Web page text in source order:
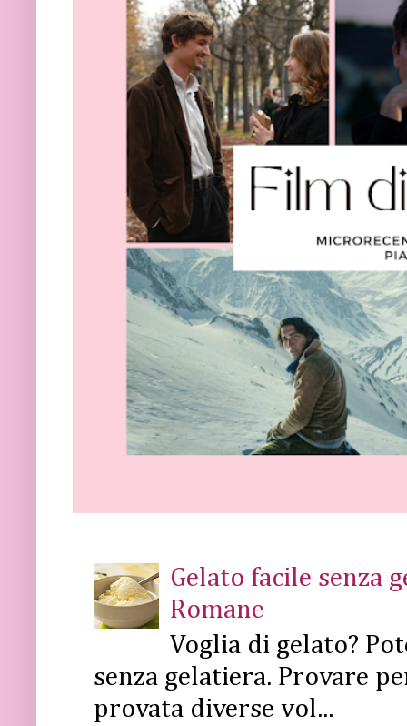
Gelato facile senza
Romane
Voglia di gelato?
senza gelatiera. Provare
provata diverse vol...